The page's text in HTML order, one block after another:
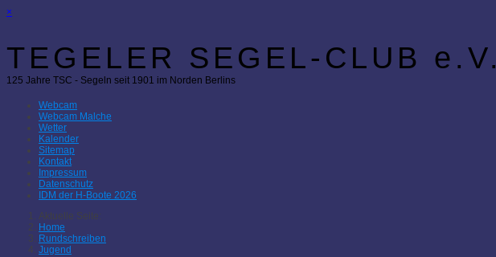
×
TEGELER SEGEL-CLUB e.V.
125 Jahre TSC - Segeln seit 1901 im Norden Berlins
Webcam
Webcam Malche
Wetter
Kalender
Sitemap
Kontakt
Impressum
Datenschutz
IDM der H-Boote 2026
Aktuelle Seite:
Home
Rundschreiben
Jugend